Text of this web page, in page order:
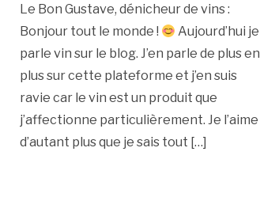
Le Bon Gustave, dénicheur de vins :
Bonjour tout le monde !
Aujourd’hui je
parle vin sur le blog. J’en parle de plus en
plus sur cette plateforme et j’en suis
ravie car le vin est un produit que
j’affectionne particulièrement. Je l’aime
d’autant plus que je sais tout […]